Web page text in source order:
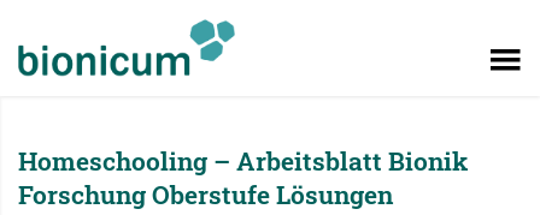
Homeschooling – Arbeitsblatt Bionik
Forschung Oberstufe Lösungen